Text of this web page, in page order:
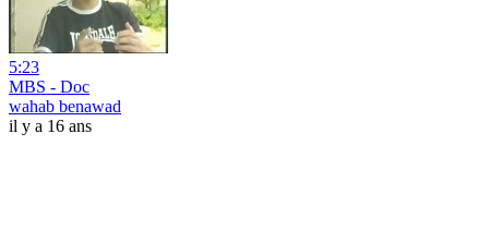
5:23
MBS - Doc
wahab benawad
il y a 16 ans